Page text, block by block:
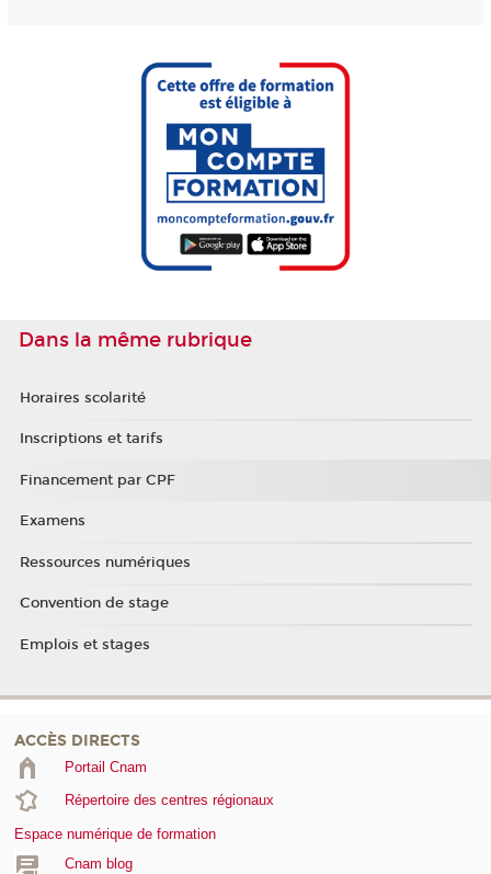
Dans la même rubrique
Horaires scolarité
Inscriptions et tarifs
Financement par CPF
Examens
Ressources numériques
Convention de stage
Emplois et stages
ACCÈS DIRECTS
Portail Cnam
Répertoire des centres régionaux
Espace numérique de formation
Cnam blog